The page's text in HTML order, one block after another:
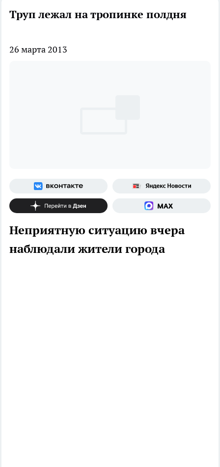
Труп лежал на тропинке полдня
26 марта 2013
Неприятную ситуацию вчера
наблюдали жители города